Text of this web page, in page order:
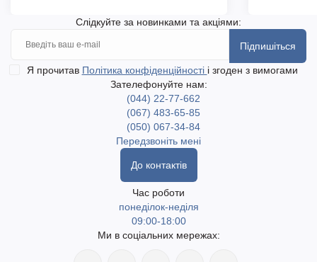
Слідкуйте за новинками та акціями:
Підпишіться
Я прочитав Політика конфіденційності і згоден з вимогами
Зателефонуйте нам:
(044) 22-77-662
(067) 483-65-85
(050) 067-34-84
Передзвоніть мені
До контактів
Час роботи
понеділок-неділя
09:00-18:00
Ми в соціальних мережах: